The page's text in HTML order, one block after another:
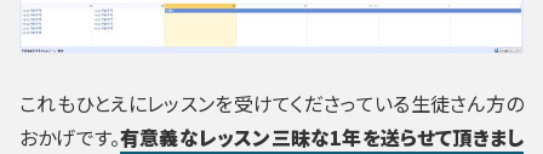
これもひとえにレッスンを受けてくださっている生徒さん方の
おかげです。有意義なレッスン三昧な1年を送らせて頂きまし